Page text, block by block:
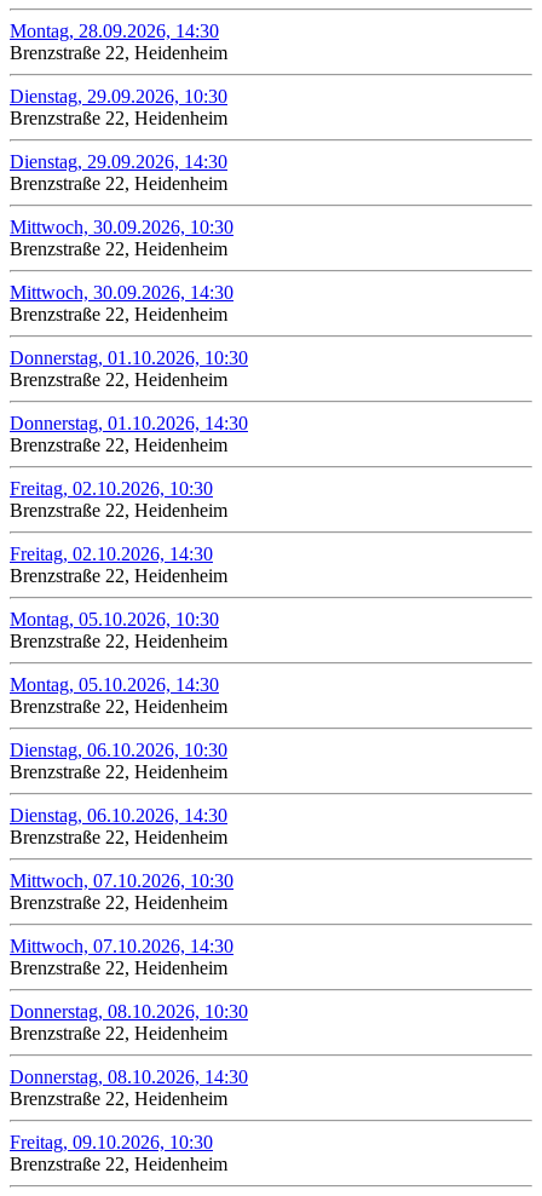
Montag, 28.09.2026, 14:30
Brenzstraße 22, Heidenheim
Dienstag, 29.09.2026, 10:30
Brenzstraße 22, Heidenheim
Dienstag, 29.09.2026, 14:30
Brenzstraße 22, Heidenheim
Mittwoch, 30.09.2026, 10:30
Brenzstraße 22, Heidenheim
Mittwoch, 30.09.2026, 14:30
Brenzstraße 22, Heidenheim
Donnerstag, 01.10.2026, 10:30
Brenzstraße 22, Heidenheim
Donnerstag, 01.10.2026, 14:30
Brenzstraße 22, Heidenheim
Freitag, 02.10.2026, 10:30
Brenzstraße 22, Heidenheim
Freitag, 02.10.2026, 14:30
Brenzstraße 22, Heidenheim
Montag, 05.10.2026, 10:30
Brenzstraße 22, Heidenheim
Montag, 05.10.2026, 14:30
Brenzstraße 22, Heidenheim
Dienstag, 06.10.2026, 10:30
Brenzstraße 22, Heidenheim
Dienstag, 06.10.2026, 14:30
Brenzstraße 22, Heidenheim
Mittwoch, 07.10.2026, 10:30
Brenzstraße 22, Heidenheim
Mittwoch, 07.10.2026, 14:30
Brenzstraße 22, Heidenheim
Donnerstag, 08.10.2026, 10:30
Brenzstraße 22, Heidenheim
Donnerstag, 08.10.2026, 14:30
Brenzstraße 22, Heidenheim
Freitag, 09.10.2026, 10:30
Brenzstraße 22, Heidenheim